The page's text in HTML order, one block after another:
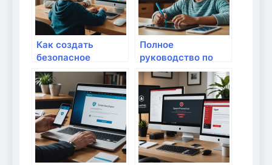
Как создать
безопасное
домашнее сетевое
окружение для
детей: полное
руководство
Полное
руководство по
защите детей от
нежелательного
контента в
интернете